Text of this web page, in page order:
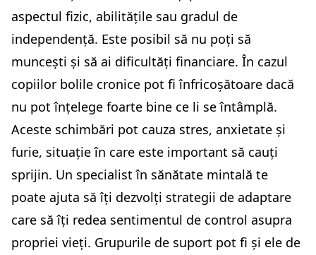
aspectul fizic, abilitățile sau gradul de
independență. Este posibil să nu poți să
muncești și să ai dificultăți financiare. În cazul
copiilor bolile cronice pot fi înfricoșătoare dacă
nu pot înțelege foarte bine ce li se întâmplă.
Aceste schimbări pot cauza stres, anxietate și
furie, situație în care este important să cauți
sprijin. Un specialist în sănătate mintală te
poate ajuta să îți dezvolți strategii de adaptare
care să îți redea sentimentul de control asupra
propriei vieți. Grupurile de suport pot fi și ele de